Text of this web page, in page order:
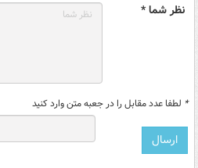
نظر شما *
* لطفا عدد مقابل را در جعبه متن وارد کنید